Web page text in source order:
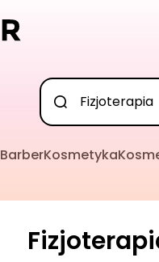
BarberKosmetyka